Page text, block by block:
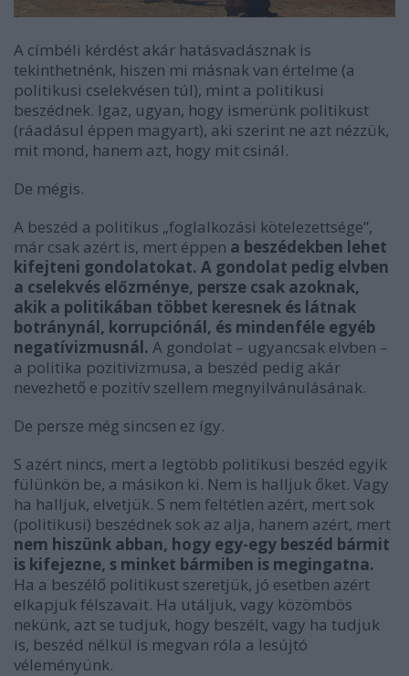
A címbéli kérdést akár hatásvadásznak is
tekinthetnénk, hiszen mi másnak van értelme (a
politikusi cselekvésen túl), mint a politikusi
beszédnek. Igaz, ugyan, hogy ismerünk politikust
(ráadásul éppen magyart), aki szerint ne azt nézzük,
mit mond, hanem azt, hogy mit csinál.
De mégis.
A beszéd a politikus „foglalkozási kötelezettsége”,
már csak azért is, mert éppen a beszédekben lehet
kifejteni gondolatokat. A gondolat pedig elvben
a cselekvés előzménye, persze csak azoknak,
akik a politikában többet keresnek és látnak
botránynál, korrupciónál, és mindenféle egyéb
negatívizmusnál. A gondolat – ugyancsak elvben –
a politika pozitivizmusa, a beszéd pedig akár
nevezhető e pozitív szellem megnyilvánulásának.
De persze még sincsen ez így.
S azért nincs, mert a legtöbb politikusi beszéd egyik
fülünkön be, a másikon ki. Nem is halljuk őket. Vagy
ha halljuk, elvetjük. S nem feltétlen azért, mert sok
(politikusi) beszédnek sok az alja, hanem azért, mert
nem hiszünk abban, hogy egy-egy beszéd bármit
is kifejezne, s minket bármiben is megingatna.
Ha a beszélő politikust szeretjük, jó esetben azért
elkapjuk félszavait. Ha utáljuk, vagy közömbös
nekünk, azt se tudjuk, hogy beszélt, vagy ha tudjuk
is, beszéd nélkül is megvan róla a lesújtó
véleményünk.